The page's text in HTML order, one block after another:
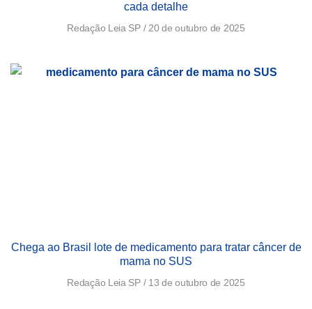
cada detalhe
Redação Leia SP 20 de outubro de 2025
Chega ao Brasil lote de medicamento para tratar câncer de
mama no SUS
Redação Leia SP 13 de outubro de 2025